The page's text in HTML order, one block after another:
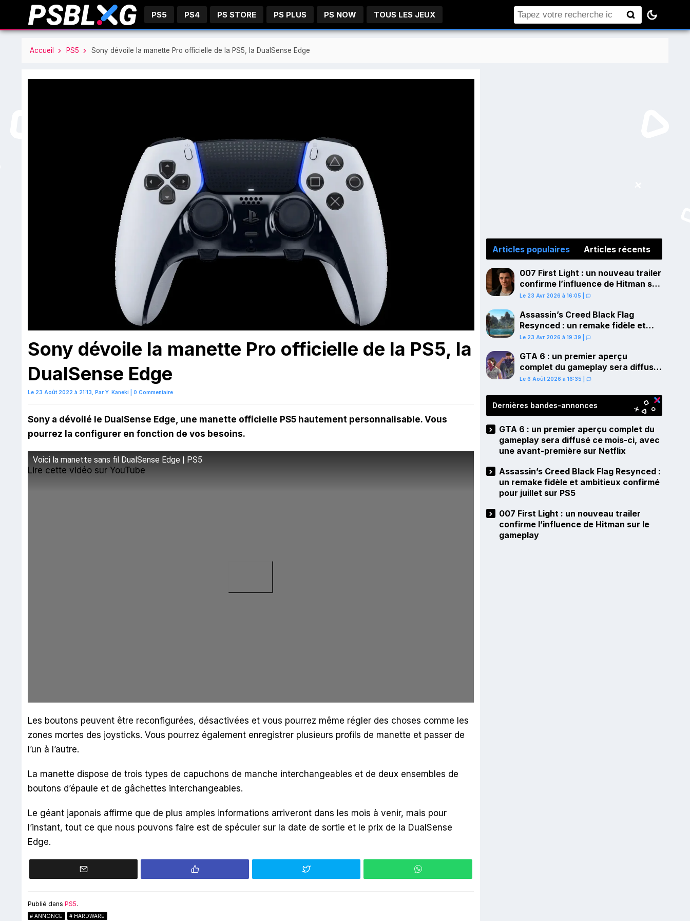
PS5 PS4 PS STORE PS PLUS PS NOW TOUS LES JEUX Rechercher
Accueil PS5 Sony dévoile la manette Pro officielle de la PS5, la DualSense Edge
Sony dévoile la manette Pro officielle de la PS5, la
DualSense Edge
Le 23 Août 2022 à 21:13, Par Y. Kaneki 0 Commentaire
Sony a dévoilé le DualSense Edge, une manette officielle PS5 hautement personnalisable. Vous
pourrez la configurer en fonction de vos besoins.
Voici la manette sans fil DualSense Edge | PS5
Lire cette vidéo sur YouTube
Les boutons peuvent être reconfigurées, désactivées et vous pourrez même régler des choses comme les
zones mortes des joysticks. Vous pourrez également enregistrer plusieurs profils de manette et passer de
l’un à l’autre.
La manette dispose de trois types de capuchons de manche interchangeables et de deux ensembles de
boutons d’épaule et de gâchettes interchangeables.
Le géant japonais affirme que de plus amples informations arriveront dans les mois à venir, mais pour
l’instant, tout ce que nous pouvons faire est de spéculer sur la date de sortie et le prix de la DualSense
Edge.
Publié dans PS5.
ANNONCE HARDWARE
Articles populaires Articles récents
007 First Light : un nouveau trailer
confirme l’influence de Hitman sur
le gameplay
Le 23 Avr 2026 à 16:05
Assassin’s Creed Black Flag
Resynced : un remake fidèle et
ambitieux confirmé pour juillet sur
Le 23 Avr 2026 à 19:39
GTA 6 : un premier aperçu
complet du gameplay sera diffusé
ce mois-ci, avec une avant-
Le 6 Août 2026 à 16:35
Dernières bandes-annonces
GTA 6 : un premier aperçu complet du
gameplay sera diffusé ce mois-ci, avec
une avant-première sur Netflix
Assassin’s Creed Black Flag Resynced :
un remake fidèle et ambitieux confirmé
pour juillet sur PS5
007 First Light : un nouveau trailer
confirme l’influence de Hitman sur le
gameplay